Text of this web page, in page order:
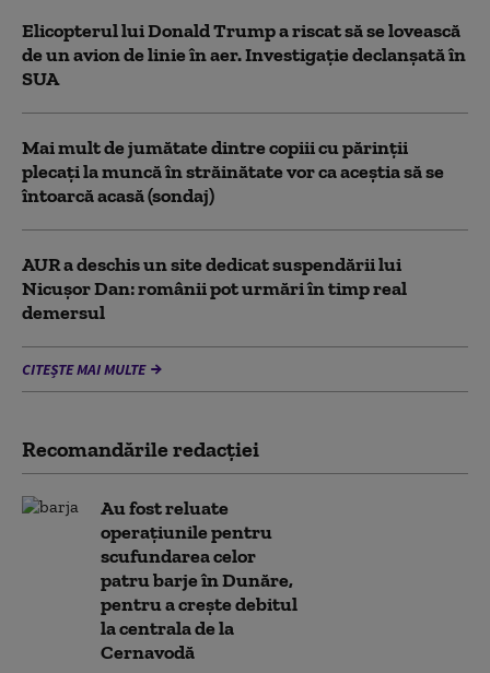
Elicopterul lui Donald Trump a riscat să se lovească
de un avion de linie în aer. Investigație declanșată în
SUA
Mai mult de jumătate dintre copiii cu părinții
plecați la muncă în străinătate vor ca aceștia să se
întoarcă acasă (sondaj)
AUR a deschis un site dedicat suspendării lui
Nicușor Dan: românii pot urmări în timp real
demersul
CITEȘTE MAI MULTE
Recomandările redacţiei
Au fost reluate
operațiunile pentru
scufundarea celor
patru barje în Dunăre,
pentru a crește debitul
la centrala de la
Cernavodă